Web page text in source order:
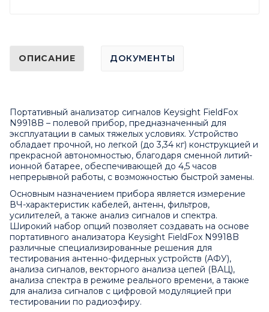
ОПИСАНИЕ ДОКУМЕНТЫ
Портативный анализатор сигналов Keysight FieldFox
N9918B – полевой прибор, предназначенный для
эксплуатации в самых тяжелых условиях. Устройство
обладает прочной, но легкой (до 3,34 кг) конструкцией и
прекрасной автономностью, благодаря сменной литий-
ионной батарее, обеспечивающей до 4,5 часов
непрерывной работы, с возможностью быстрой замены.
Основным назначением прибора является измерение
ВЧ-характеристик кабелей, антенн, фильтров,
усилителей, а также анализ сигналов и спектра.
Широкий набор опций позволяет создавать на основе
портативного анализатора Keysight FieldFox N9918B
различные специализированные решения для
тестирования антенно-фидерных устройств (АФУ),
анализа сигналов, векторного анализа цепей (ВАЦ),
анализа спектра в режиме реального времени, а также
для анализа сигналов с цифровой модуляцией при
тестировании по радиоэфиру.